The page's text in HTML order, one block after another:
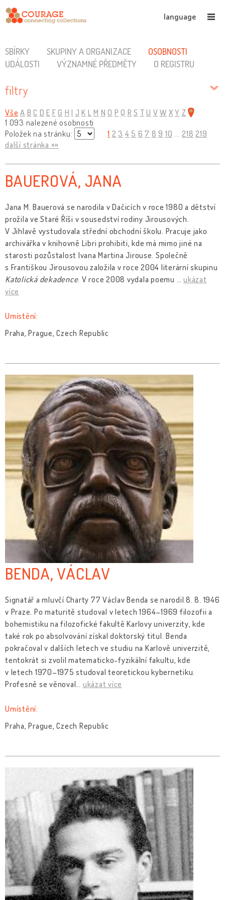
language
SBÍRKY SKUPINY A ORGANIZACE
OSOBNOSTI
UDÁLOSTI
VÝZNAMNÉ PŘEDMĚTY O REGISTRU
filtry
Vše A B C D E F G H I J K L M N O P Q R S T U V W X Y Z
1 093 nalezené osobnosti
Položek na stránku:
1 2 3 4 5 6 7 8 9 10 ... 218 219
další stránka »»
BAUEROVÁ, JANA
Jana M. Bauerová se narodila v Dačicích v roce 1980 a dětství
prožila ve Staré Říši v sousedství rodiny Jirousových.
V Jihlavě vystudovala střední obchodní školu. Pracuje jako
archivářka v knihovně Libri prohibiti, kde má mimo jiné na
starosti pozůstalost Ivana Martina Jirouse. Společně
s Františkou Jirousovou založila v roce 2004 literární skupinu
Katolická dekadence. V roce 2008 vydala poemu … ukázat
více
Umístění:
Praha, Prague, Czech Republic
BENDA, VÁCLAV
Signatář a mluvčí Charty 77 Václav Benda se narodil 8. 8. 1946
v Praze. Po maturitě studoval v letech 1964–1969 filozofii a
bohemistiku na filozofické fakultě Karlovy univerzity, kde
také rok po absolvování získal doktorský titul. Benda
pokračoval v dalších letech ve studiu na Karlově univerzitě,
tentokrát si zvolil matematicko-fyzikální fakultu, kde
v letech 1970–1975 studoval teoretickou kybernetiku.
Profesně se věnoval… ukázat více
Umístění:
Praha, Prague, Czech Republic